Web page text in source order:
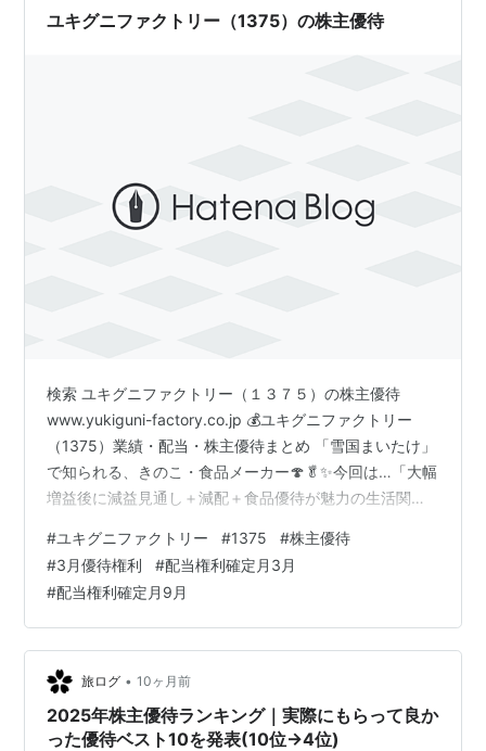
ユキグニファクトリー（1375）の株主優待
検索 ユキグニファクトリー（１３７５）の株主優待
www.yukiguni-factory.co.jp 💰ユキグニファクトリー
（1375）業績・配当・株主優待まとめ 「雪国まいたけ」
で知られる、きのこ・食品メーカー🍄🥬✨今回は…「大幅
増益後に減益見通し＋減配＋食品優待が魅力の生活関連
最終利益：29.5億円（前期比＋96.9％）📈🔥 📅 27年3月
期（見通し）👉 連結最終利益：25.4億円（前期比
▲14.1％）📉 📌 ポイント✔ 前期は大幅増益🔥✔ 今期は減
益見通し✔ きのこ需要は安定もコスト影響あり 📈 直近
（1〜3月期） 📅 4Q…
#ユキグニファクトリー #1375 #株主優待
#3月優待権利 #配当権利確定月3月
#配当権利確定月9月
旅ログ • 10ヶ月前
2025年株主優待ランキング｜実際にもらって良か
った優待ベスト10を発表(10位→4位)